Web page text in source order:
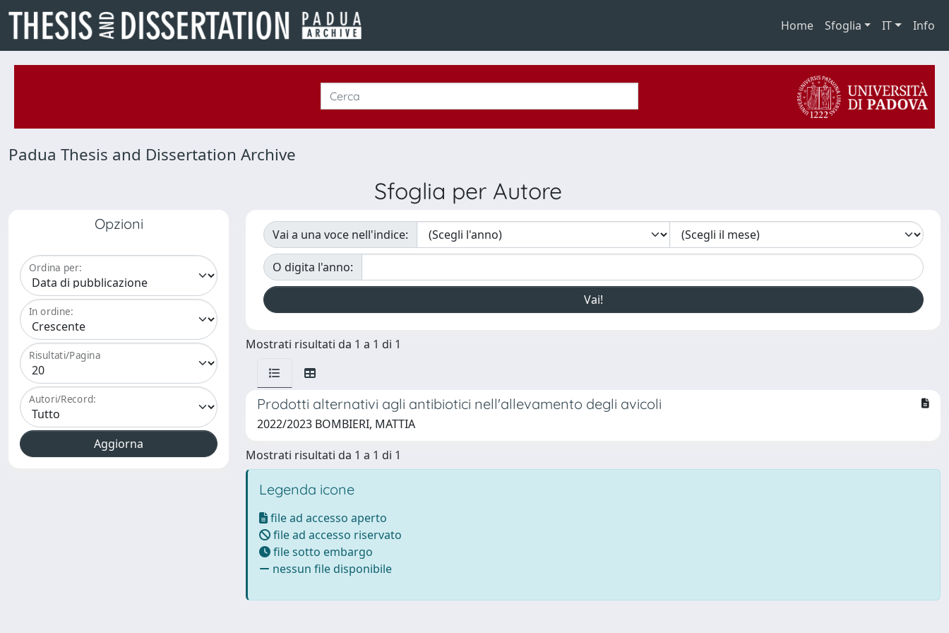
Home Sfoglia IT Info
Padua Thesis and Dissertation Archive
Sfoglia per Autore
Opzioni
Ordina per:
In ordine:
Risultati/Pagina
Autori/Record:
Vai a una voce nell'indice:
O digita l'anno:
Mostrati risultati da 1 a 1 di 1
Prodotti alternativi agli antibiotici nell'allevamento degli avicoli
2022/2023 BOMBIERI, MATTIA
Mostrati risultati da 1 a 1 di 1
Legenda icone
file ad accesso aperto
file ad accesso riservato
file sotto embargo
nessun file disponibile